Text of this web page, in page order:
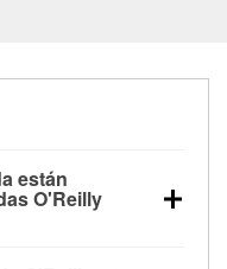
están
O'Reilly